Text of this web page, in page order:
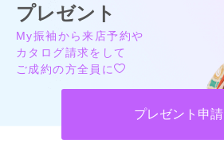
プレゼント
My振袖から来店予約や
カタログ請求をして
ご成約の方全員に
プレゼント申請